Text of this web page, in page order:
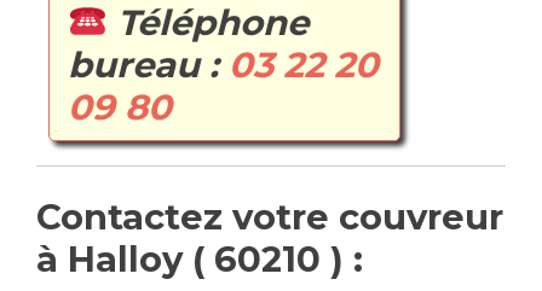
Téléphone
bureau : 03 22 20
09 80
Contactez votre couvreur
à Halloy ( 60210 ) :